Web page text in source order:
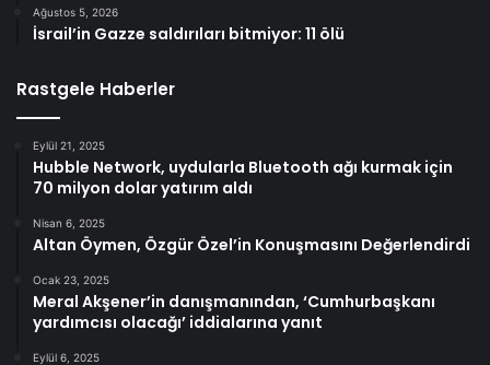
Ağustos 5, 2026
İsrail’in Gazze saldırıları bitmiyor: 11 ölü
Rastgele Haberler
Eylül 21, 2025
Hubble Network, uydularla Bluetooth ağı kurmak için
70 milyon dolar yatırım aldı
Nisan 6, 2025
Altan Öymen, Özgür Özel’in Konuşmasını Değerlendirdi
Ocak 23, 2025
Meral Akşener’in danışmanından, ‘Cumhurbaşkanı
yardımcısı olacağı’ iddialarına yanıt
Eylül 6, 2025